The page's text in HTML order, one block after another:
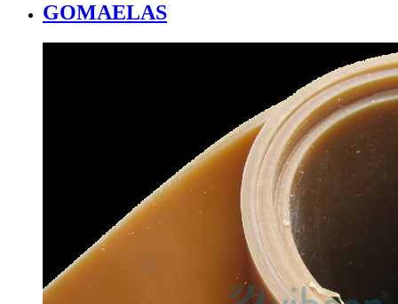
GOMAELAS